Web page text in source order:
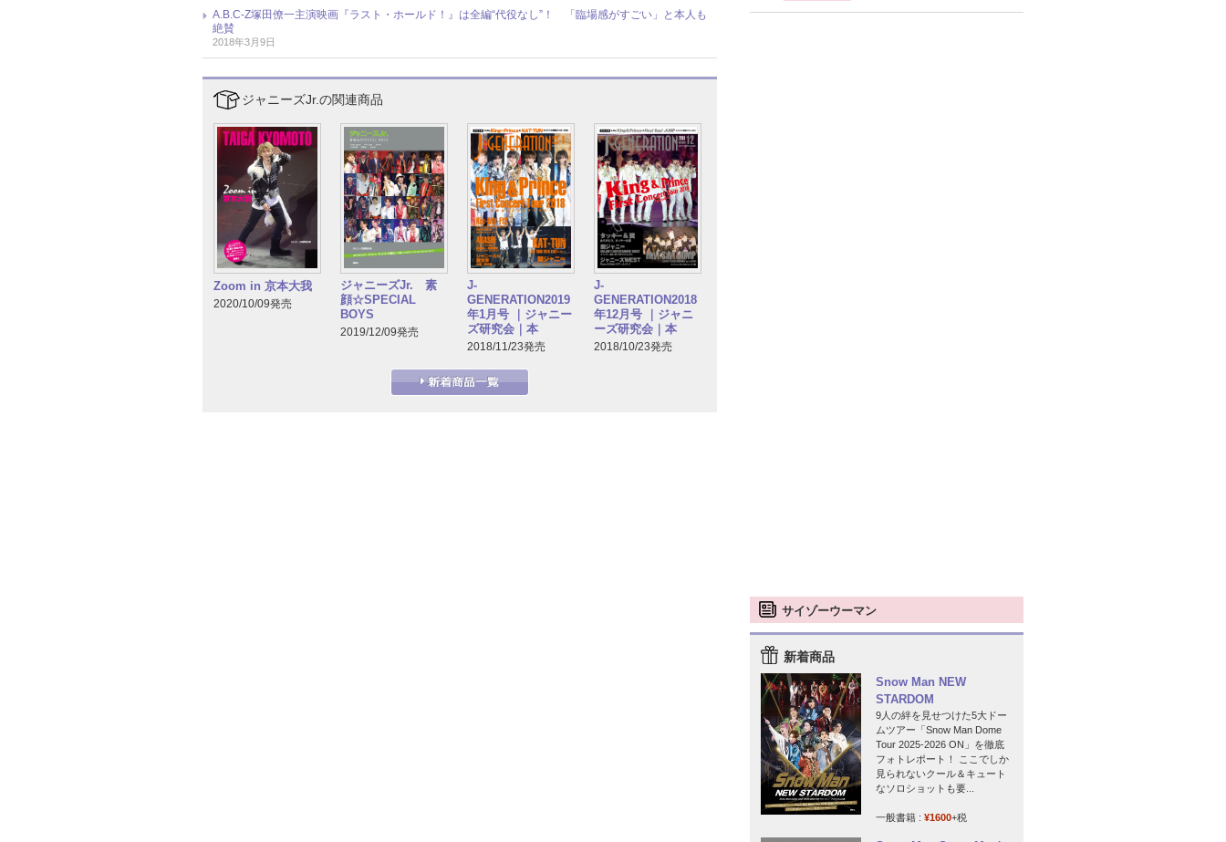
A.B.C-Z塚田僚一主演映画『ラスト・ホールド！』は全編“代役なし”！ 「臨場感がすごい」と本人も
絶賛
2018年3月9日
ジャニーズJr.の関連商品
Zoom in 京本大我
2020/10/09発売
ジャニーズJr. 素
顔☆SPECIAL
BOYS
2019/12/09発売
J-
GENERATION2019
年1月号 ｜ジャニー
ズ研究会｜本
2018/11/23発売
J-
GENERATION2018
年12月号 ｜ジャニ
ーズ研究会｜本
2018/10/23発売
サイゾーウーマン
新着商品
Snow Man NEW
STARDOM
9人の絆を見せつけた5大ドー
ムツアー「Snow Man Dome
Tour 2025-2026 ON」を徹底
フォトレポート！ ここでしか
見られないクール＆キュート
なソロショットも要...
一般書籍 : ¥1600+税